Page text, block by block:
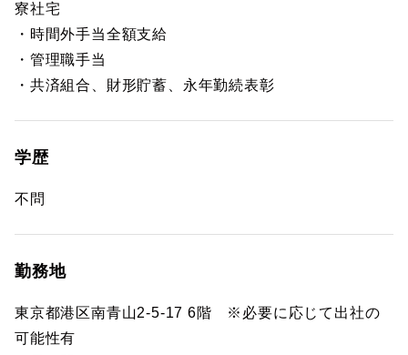
寮社宅
・時間外手当全額支給
・管理職手当
・共済組合、財形貯蓄、永年勤続表彰
学歴
不問
勤務地
東京都港区南青山2-5-17 6階 ※必要に応じて出社の
可能性有